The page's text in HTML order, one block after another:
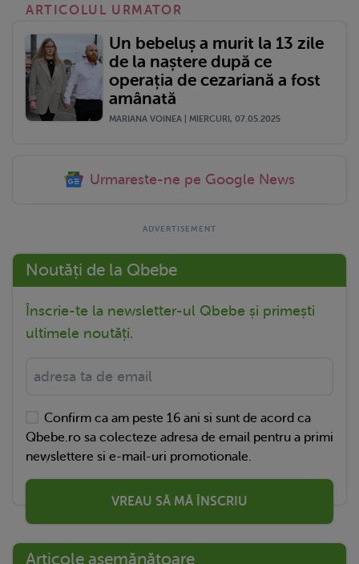
ARTICOLUL URMATOR
Un bebeluș a murit la 13 zile
de la naștere după ce
operația de cezariană a fost
amânată
MARIANA VOINEA | MIERCURI, 07.05.2025
Urmareste-ne pe Google News
Noutăți de la Qbebe
Înscrie-te la newsletter-ul Qbebe și primești
ultimele noutăți.
Confirm ca am peste 16 ani si sunt de acord ca
Qbebe.ro sa colecteze adresa de email pentru a primi
newslettere si e-mail-uri promotionale.
VREAU SĂ MĂ ÎNSCRIU
Articole asemănătoare